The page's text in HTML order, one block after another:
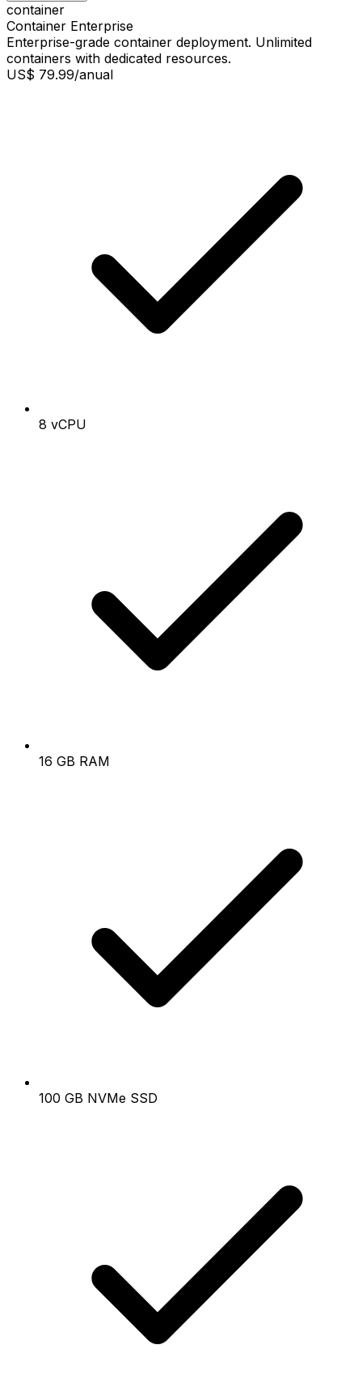
container
Container Enterprise
Enterprise-grade container deployment. Unlimited
containers with dedicated resources.
US$ 79.99/anual
8 vCPU
16 GB RAM
100 GB NVMe SSD